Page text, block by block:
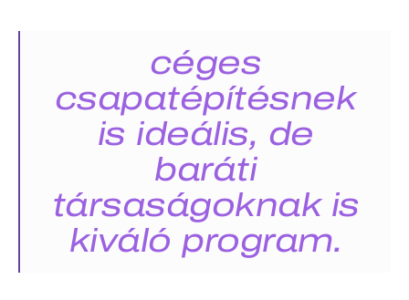
céges
csapatépítésnek
is ideális, de
baráti
társaságoknak is
kiváló program.